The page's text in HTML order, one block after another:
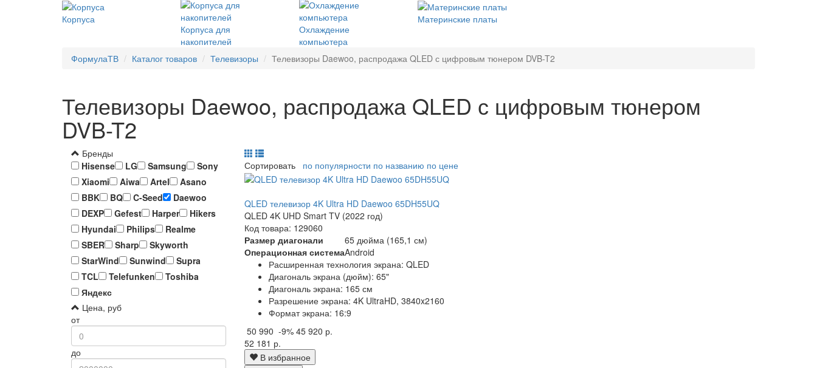
Корпуса
Корпуса для
накопителей
Охлаждение
компьютера
Материнские платы
ФормулаТВ Каталог товаров Телевизоры Телевизоры Daewoo, распродажа QLED с цифровым тюнером DVB-T2
Телевизоры Daewoo, распродажа QLED с цифровым тюнером
DVB-T2
Бренды
Hisense
LG Samsung
Sony
Xiaomi
Aiwa Artel
Asano
BBK
BQ C-Seed
Daewoo
DEXP
Gefest Harper
Hikers
Hyundai
Philips
Realme
SBER
Sharp
Skyworth
StarWind
Sunwind
Supra
TCL
Telefunken
Toshiba
Яндекс
Цена, руб
от
до
Сортировать по популярности по названию по цене
QLED телевизор 4K Ultra HD Daewoo 65DH55UQ
QLED 4K UHD Smart TV (2022 год)
Код товара: 129060
Размер диагонали
65 дюйма (165,1 см)
Операционная системаAndroid
Расширенная технология экрана: QLED
Диагональ экрана (дюйм): 65"
Диагональ экрана: 165 см
Разрешение экрана: 4K UltraHD, 3840x2160
Формат экрана: 16:9
50 990 -9% 45 920 р.
52 181 р.
В избранное